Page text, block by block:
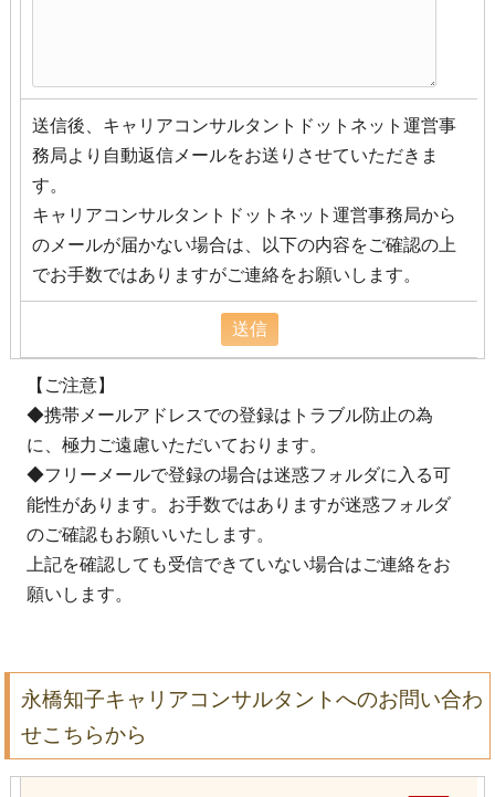
送信後、キャリアコンサルタントドットネット運営事
務局より自動返信メールをお送りさせていただきま
す。
キャリアコンサルタントドットネット運営事務局から
のメールが届かない場合は、以下の内容をご確認の上
でお手数ではありますがご連絡をお願いします。
【ご注意】
◆携帯メールアドレスでの登録はトラブル防止の為
に、極力ご遠慮いただいております。
◆フリーメールで登録の場合は迷惑フォルダに入る可
能性があります。お手数ではありますが迷惑フォルダ
のご確認もお願いいたします。
上記を確認しても受信できていない場合はご連絡をお
願いします。
永橋知子キャリアコンサルタントへのお問い合わ
せこちらから